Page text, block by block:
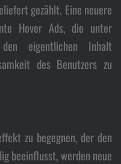
gezählt. Eine neuere
Hover Ads, die unter
eigentlichen Inhalt
des Benutzers zu
zu begegnen, der den
beeinflusst, werden neue